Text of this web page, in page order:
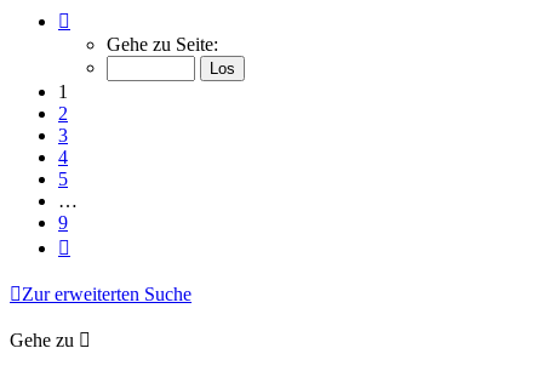
von
Gehe zu Seite:
1
2
3
4
5
…
9
Zur erweiterten Suche
Gehe zu